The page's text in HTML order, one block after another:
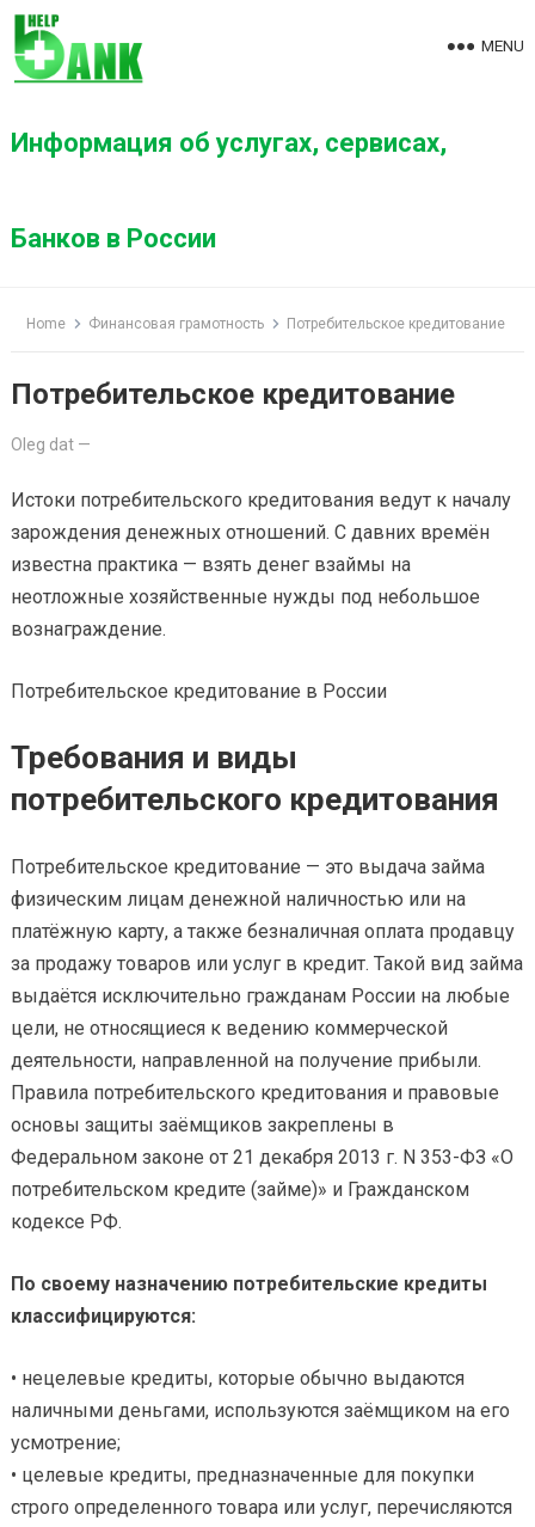
Информация об услугах, сервисах,
Банков в России
MENU
Home Финансовая грамотность Потребительское кредитование
Потребительское кредитование
Oleg dat—
Истоки потребительского кредитования ведут к началу
зарождения денежных отношений. С давних времён
известна практика — взять денег взаймы на
неотложные хозяйственные нужды под небольшое
вознаграждение.
Потребительское кредитование в России
Требования и виды
потребительского кредитования
Потребительское кредитование — это выдача займа
физическим лицам денежной наличностью или на
платёжную карту, а также безналичная оплата продавцу
за продажу товаров или услуг в кредит. Такой вид займа
выдаётся исключительно гражданам России на любые
цели, не относящиеся к ведению коммерческой
деятельности, направленной на получение прибыли.
Правила потребительского кредитования и правовые
основы защиты заёмщиков закреплены в
Федеральном законе от 21 декабря 2013 г. N 353-ФЗ «О
потребительском кредите (займе)» и Гражданском
кодексе РФ.
По своему назначению потребительские кредиты
классифицируются:
• нецелевые кредиты, которые обычно выдаются
наличными деньгами, используются заёмщиком на его
усмотрение;
• целевые кредиты, предназначенные для покупки
строго определенного товара или услуг, перечисляются